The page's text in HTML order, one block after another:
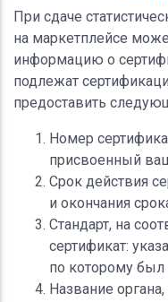
При сдаче
на маркетплейсе
информацию о
подлежат
предоставить
Номер
присвоенный
Срок действия
и окончания
Стандарт, на
сертификат:
по которому
Название